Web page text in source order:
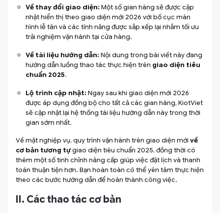
Về thay đổi giao diện: Một số gian hàng sẽ được cập
nhật hiển thị theo giao diện mới 2026 với bố cục màn
hình lễ tân và các tính năng được sắp xếp lại nhằm tối ưu
trải nghiệm vận hành tại cửa hàng.
Về tài liệu hướng dẫn: Nội dung trong bài viết này đang
hướng dẫn luồng thao tác thực hiện trên giao diện tiêu
chuẩn 2025.
Lộ trình cập nhật: Ngay sau khi giao diện mới 2026
được áp dụng đồng bộ cho tất cả các gian hàng, KiotViet
sẽ cập nhật lại hệ thống tài liệu hướng dẫn này trong thời
gian sớm nhất.
Về mặt nghiệp vụ, quy trình vận hành trên giao diện mới về
cơ bản tương tựgiao diện tiêu chuẩn 2025, đồng thời có
thêm một số tinh chỉnh nâng cấp giúp việc đặt lịch và thanh
toán thuận tiện hơn. Bạn hoàn toàn có thể yên tâm thực hiện
theo các bước hướng dẫn để hoàn thành công việc.
II. Các thao tác cơ bản